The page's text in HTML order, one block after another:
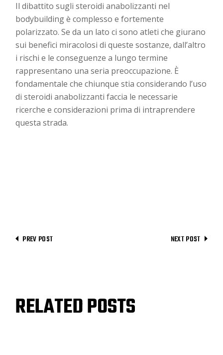
Il dibattito sugli steroidi anabolizzanti nel
bodybuilding è complesso e fortemente
polarizzato. Se da un lato ci sono atleti che giurano
sui benefici miracolosi di queste sostanze, dall’altro
i rischi e le conseguenze a lungo termine
rappresentano una seria preoccupazione. È
fondamentale che chiunque stia considerando l’uso
di steroidi anabolizzanti faccia le necessarie
ricerche e considerazioni prima di intraprendere
questa strada.
PREV POST NEXT POST
RELATED POSTS